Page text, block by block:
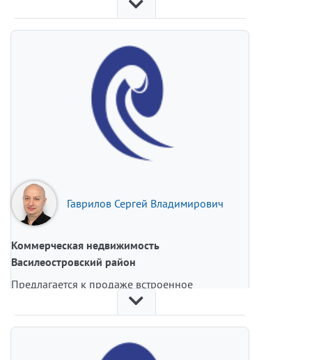
В комплекс входят складские и офисные
помещения, а так же ангар 555м2, который
сейчас используется для ремонта грузового
Подробнее о объекте можно узнать в
Гаврилов Сергей Владимирович
Коммерческая недвижимость
Василеостровский район
Предлагается к продаже встроенное
помещение на Васильевском острове.
Пешая доступность от метро (ст. м. Приморская -
10 мин. пешком).
Помещение занимает два этажа - цоколь и